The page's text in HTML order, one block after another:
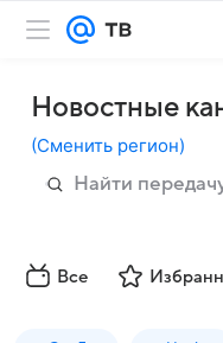
Новостные
(Сменить регион)
Все